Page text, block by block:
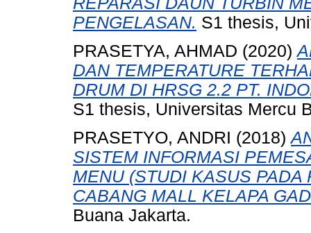
PENGELASAN. S1 thesis,
PRASETYA, AHMAD (2020)
DAN TEMPERATURE
DRUM DI HRSG 2.2 PT.
S1 thesis, Universitas Mercu
PRASETYO, ANDRI (2018)
SISTEM INFORMASI
MENU (STUDI KASUS
CABANG MALL KELAPA
Buana Jakarta.